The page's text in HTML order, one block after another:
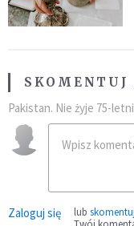
SKOMENTUJ
Pakistan. Nie żyje 75-
Zaloguj się lub